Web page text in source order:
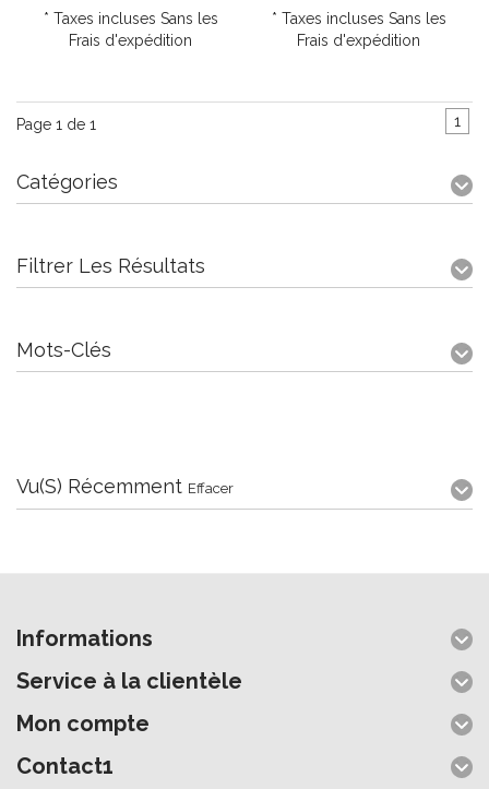
* Taxes incluses Sans les
Frais d'expédition
* Taxes incluses Sans les
Frais d'expédition
Page 1 de 1 1
Catégories
Filtrer Les Résultats
Mots-Clés
Vu(s) Récemment Effacer
Informations
Service à la clientèle
Mon compte
Contact1